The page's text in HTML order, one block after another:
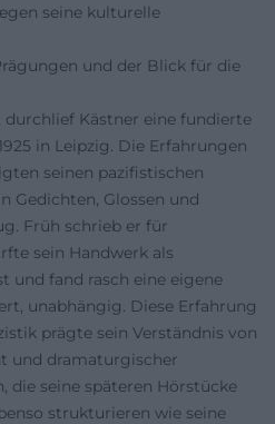
seine kulturelle
und der Blick für die
durchlief Kästner eine fundierte
in Leipzig. Die Erfahrungen
seinen pazifistischen
Gedichten, Glossen und
Früh schrieb er für
sein Handwerk als
und fand rasch eine eigene
unabhängig. Diese Erfahrung
prägte sein Verständnis von
und dramaturgischer
die seine späteren Hörstücke
strukturieren wie seine